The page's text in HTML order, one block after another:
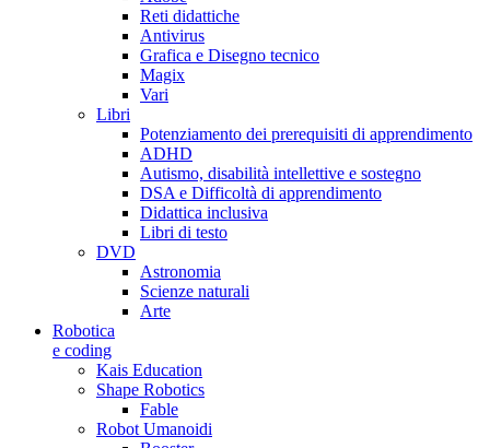
Reti didattiche
Antivirus
Grafica e Disegno tecnico
Magix
Vari
Libri
Potenziamento dei prerequisiti di apprendimento
ADHD
Autismo, disabilità intellettive e sostegno
DSA e Difficoltà di apprendimento
Didattica inclusiva
Libri di testo
DVD
Astronomia
Scienze naturali
Arte
Robotica
e coding
Kais Education
Shape Robotics
Fable
Robot Umanoidi